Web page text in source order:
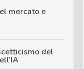
mercato e
del